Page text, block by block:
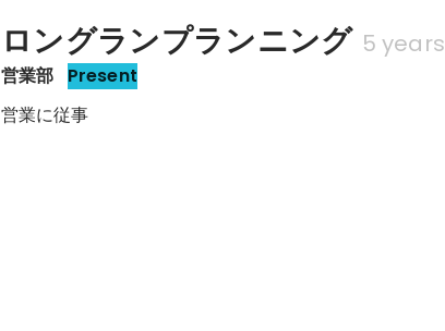
ロングランプランニング 5 years
営業部 Present
営業に従事